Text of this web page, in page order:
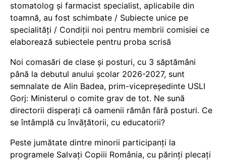
stomatolog și farmacist specialist, aplicabile din
toamnă, au fost schimbate / Subiecte unice pe
specialități / Condiții noi pentru membrii comisiei ce
elaborează subiectele pentru proba scrisă
Noi comasări de clase și posturi, cu 3 săptămâni
până la debutul anului școlar 2026-2027, sunt
semnalate de Alin Badea, prim-vicepreședinte USLI
Gorj: Ministerul o comite grav de tot. Ne sună
directorii disperați că oamenii rămân fără posturi. Ce
se întâmplă cu învățătorii, cu educatorii?
Peste jumătate dintre minorii participanți la
programele Salvați Copiii România, cu părinți plecați